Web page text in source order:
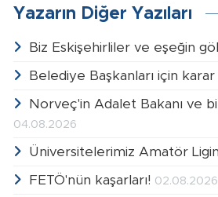
Yazarın Diğer Yazıları
Biz Eskişehirliler ve eşeğin
Belediye Başkanları için karar
Norveç'in Adalet Bakanı ve
04.08.2026
Üniversitelerimiz Amatör
FETÖ'nün kaşarları! 02.08.2026